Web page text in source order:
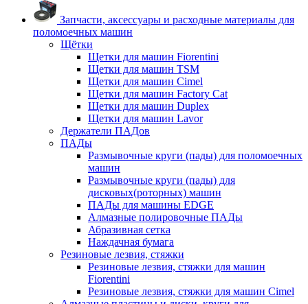
Запчасти, аксессуары и расходные материалы для
поломоечных машин
Щётки
Щетки для машин Fiorentini
Щетки для машин TSM
Щетки для машин Cimel
Щетки для машин Factory Cat
Щетки для машин Duplex
Щетки для машин Lavor
Держатели ПАДов
ПАДы
Размывочные круги (пады) для поломоечных
машин
Размывочные круги (пады) для
дисковых(роторных) машин
ПАДы для машины EDGE
Алмазные полировочные ПАДы
Абразивная сетка
Наждачная бумага
Резиновые лезвия, стяжки
Резиновые лезвия, стяжки для машин
Fiorentini
Резиновые лезвия, стяжки для машин Cimel